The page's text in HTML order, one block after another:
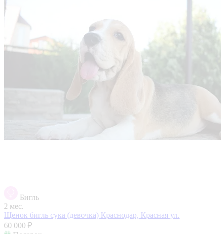
Бигль
2 мес.
Щенок бигль сука (девочка) Краснодар, Красная ул.
60 000 ₽